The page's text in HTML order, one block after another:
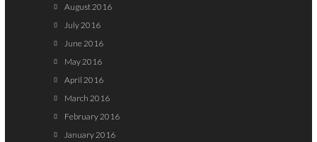
August 2016
July 2016
June 2016
May 2016
April 2016
March 2016
February 2016
January 2016